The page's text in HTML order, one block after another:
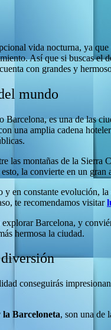
vida nocturna, ya
Así que si buscas
con grandes y
mundo
Barcelona, es una de las
una amplia cadena
las montañas de la
la convierte en un
y en constante evolución,
te recomendamos visitar
Barcelona, y
hermosa la ciudad.
conseguirás
Barceloneta, son una de